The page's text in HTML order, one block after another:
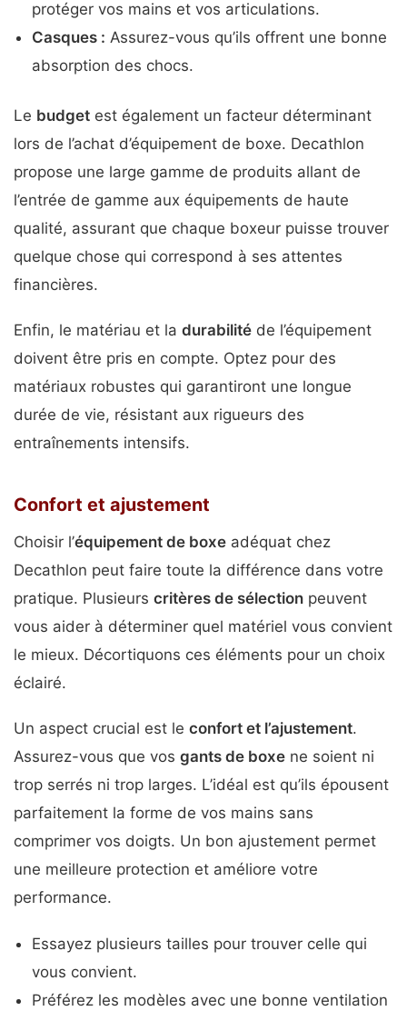
protéger vos mains et vos articulations.
Casques : Assurez-vous qu’ils offrent une bonne
absorption des chocs.
Le budget est également un facteur déterminant
lors de l’achat d’équipement de boxe. Decathlon
propose une large gamme de produits allant de
l’entrée de gamme aux équipements de haute
qualité, assurant que chaque boxeur puisse trouver
quelque chose qui correspond à ses attentes
financières.
Enfin, le matériau et la durabilité de l’équipement
doivent être pris en compte. Optez pour des
matériaux robustes qui garantiront une longue
durée de vie, résistant aux rigueurs des
entraînements intensifs.
Confort et ajustement
Choisir l’équipement de boxe adéquat chez
Decathlon peut faire toute la différence dans votre
pratique. Plusieurs critères de sélection peuvent
vous aider à déterminer quel matériel vous convient
le mieux. Décortiquons ces éléments pour un choix
éclairé.
Un aspect crucial est le confort et l’ajustement.
Assurez-vous que vos gants de boxe ne soient ni
trop serrés ni trop larges. L’idéal est qu’ils épousent
parfaitement la forme de vos mains sans
comprimer vos doigts. Un bon ajustement permet
une meilleure protection et améliore votre
performance.
Essayez plusieurs tailles pour trouver celle qui
vous convient.
Préférez les modèles avec une bonne ventilation